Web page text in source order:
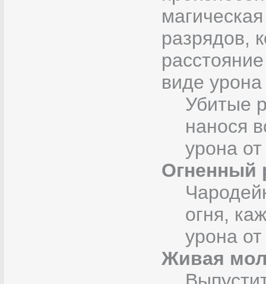
разрядов,
виде
Убитые
нанося
урона
Огненный
огня,
урона
Живая